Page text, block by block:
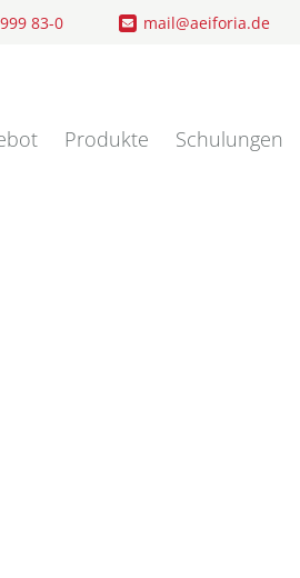
83-0 mail@aeiforia.de
Produkte Schulungen